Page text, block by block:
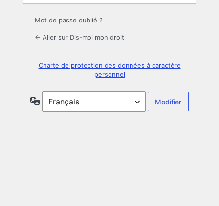
Mot de passe oublié ?
← Aller sur Dis-moi mon droit
Charte de protection des données à caractère
personnel
Langue